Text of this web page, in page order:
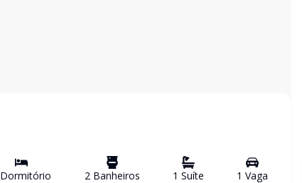
Dormitório 2Banheiros 1 Suíte 1 Vaga